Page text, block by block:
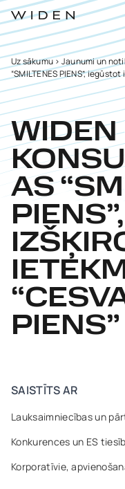
Uz sākumu> Jaunumi un
“SMILTENES PIENS”,
WIDEN
AS
PIENS”
SAISTĪTS AR
Lauksaimniecības un
Konkurences un ES
Korporatīvie,